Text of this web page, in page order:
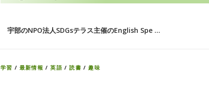
宇部のNPO法人SDGsテラス主催のEnglish Spe …
学習 /最新情報 /英語 /読書 /趣味